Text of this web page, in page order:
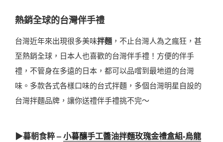
熱銷全球的台灣伴手禮
台灣近年來出現很多美味拌麵 ，不止台灣人為之瘋狂，甚
至熱銷全球，日本人也喜歡的台灣伴手禮！方便的伴手
禮，不管身在多遠的日本，都可以品嚐到最地道的台灣
味。多款各式各樣口味的台式拌麵，多個台灣明星自設的
台灣拌麵品牌，讓你送禮伴手禮挑不完～
▶暮朝食粹 –小暮釀手工醬油拌麵玫瑰金禮盒組-烏龍